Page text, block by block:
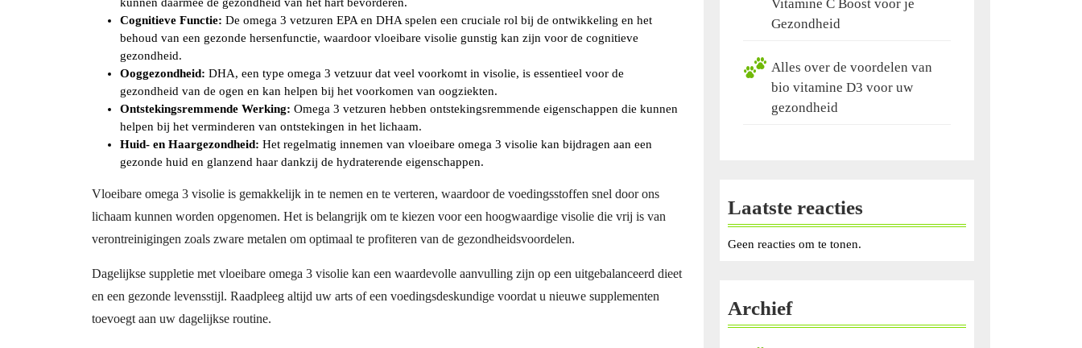
Cognitieve Functie: De omega 3 vetzuren EPA en DHA spelen een cruciale rol bij de ontwikkeling en het
behoud van een gezonde hersenfunctie, waardoor vloeibare visolie gunstig kan zijn voor de cognitieve
gezondheid.
Ooggezondheid: DHA, een type omega 3 vetzuur dat veel voorkomt in visolie, is essentieel voor de
gezondheid van de ogen en kan helpen bij het voorkomen van oogziekten.
Ontstekingsremmende Werking: Omega 3 vetzuren hebben ontstekingsremmende eigenschappen die kunnen
helpen bij het verminderen van ontstekingen in het lichaam.
Huid- en Haargezondheid: Het regelmatig innemen van vloeibare omega 3 visolie kan bijdragen aan een
gezonde huid en glanzend haar dankzij de hydraterende eigenschappen.
Vloeibare omega 3 visolie is gemakkelijk in te nemen en te verteren, waardoor de voedingsstoffen snel door ons
lichaam kunnen worden opgenomen. Het is belangrijk om te kiezen voor een hoogwaardige visolie die vrij is van
verontreinigingen zoals zware metalen om optimaal te profiteren van de gezondheidsvoordelen.
Dagelijkse suppletie met vloeibare omega 3 visolie kan een waardevolle aanvulling zijn op een uitgebalanceerd dieet
en een gezonde levensstijl. Raadpleeg altijd uw arts of een voedingsdeskundige voordat u nieuwe supplementen
toevoegt aan uw dagelijkse routine.
Vitamine C Boost voor je
Gezondheid
Alles over de voordelen van
bio vitamine D3 voor uw
gezondheid
Laatste reacties
Geen reacties om te tonen.
Archief